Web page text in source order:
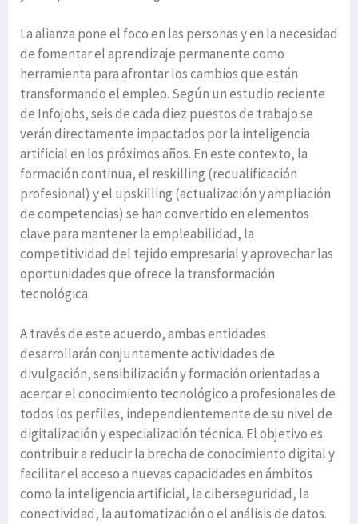
La alianza pone el foco en las personas y en la necesidad
de fomentar el aprendizaje permanente como
herramienta para afrontar los cambios que están
transformando el empleo. Según un estudio reciente
de Infojobs, seis de cada diez puestos de trabajo se
verán directamente impactados por la inteligencia
artificial en los próximos años. En este contexto, la
formación continua, el reskilling (recualificación
profesional) y el upskilling (actualización y ampliación
de competencias) se han convertido en elementos
clave para mantener la empleabilidad, la
competitividad del tejido empresarial y aprovechar las
oportunidades que ofrece la transformación
tecnológica.
A través de este acuerdo, ambas entidades
desarrollarán conjuntamente actividades de
divulgación, sensibilización y formación orientadas a
acercar el conocimiento tecnológico a profesionales de
todos los perfiles, independientemente de su nivel de
digitalización y especialización técnica. El objetivo es
contribuir a reducir la brecha de conocimiento digital y
facilitar el acceso a nuevas capacidades en ámbitos
como la inteligencia artificial, la ciberseguridad, la
conectividad, la automatización o el análisis de datos.